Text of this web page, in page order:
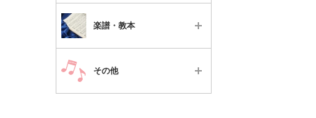
チケット
パーツ
教本・楽譜・書籍
便利なグッズ
パーツ
チケット
教本・楽譜・書籍
すべて
フルート・ピッコロ
クラリネット
楽譜・教本
フルート・ピッコロ
その他